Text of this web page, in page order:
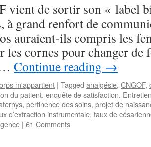
vient de sortir son « label
à grand renfort de
auraient-ils compris les
les cornes pour changer de
Continue reading →
m'appartient | Tagged analgésie, CNGOF,
du patient, enquête de satisfaction,
, pertinence des soins, projet de
d’extraction instrumentale, taux de
| 61 Comments